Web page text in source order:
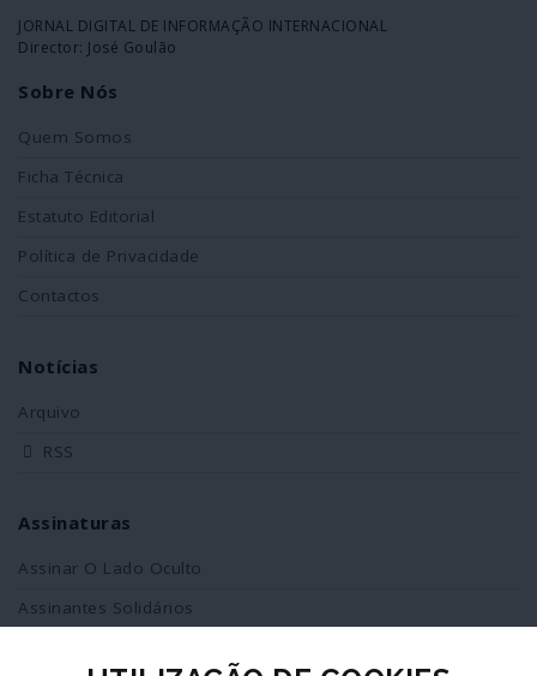
JORNAL DIGITAL DE INFORMAÇÃO INTERNACIONAL
Director: José Goulão
Sobre Nós
Quem Somos
Ficha Técnica
Estatuto Editorial
Política de Privacidade
Contactos
Notícias
Arquivo
RSS
Assinaturas
Assinar O Lado Oculto
Assinantes Solidários